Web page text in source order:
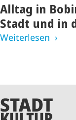
Alltag in
Stadt und in
Weiterlesen